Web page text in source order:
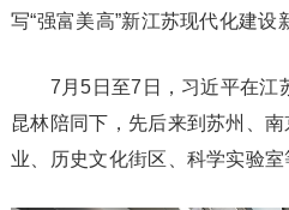
写“强富美高”新江苏现代化建设
7月5日至7日，习近平在江
昆林陪同下，先后来到苏州、
业、历史文化街区、科学实验室